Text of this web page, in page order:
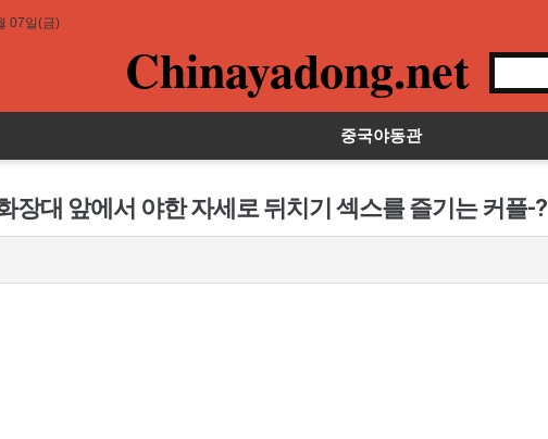
07일(금)
Chinayadong.net
중국야동관
장대 앞에서 야한 자세로 뒤치기 섹스를 즐기는 커플-?